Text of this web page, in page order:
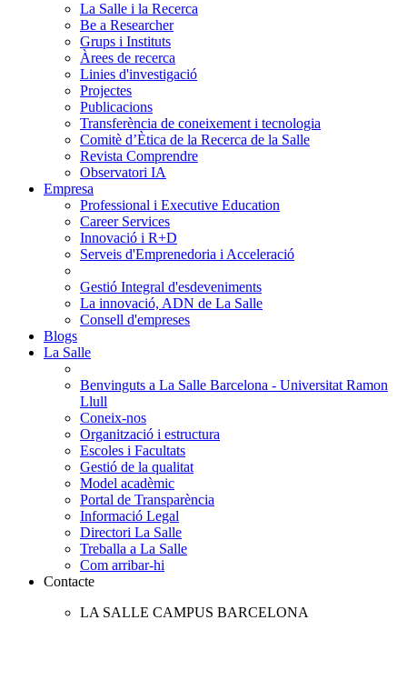
La Salle i la Recerca
Be a Researcher
Grups i Instituts
Àrees de recerca
Linies d'investigació
Projectes
Publicacions
Transferència de coneixement i tecnologia
Comitè d’Ètica de la Recerca de la Salle
Revista Comprendre
Observatori IA
Empresa
Professional i Executive Education
Career Services
Innovació i R+D
Serveis d'Emprenedoria i Acceleració
Gestió Integral d'esdeveniments
La innovació, ADN de La Salle
Consell d'empreses
Blogs
La Salle
Benvinguts a La Salle Barcelona - Universitat Ramon
Llull
Coneix-nos
Organització i estructura
Escoles i Facultats
Gestió de la qualitat
Model acadèmic
Portal de Transparència
Informació Legal
Directori La Salle
Treballa a La Salle
Com arribar-hi
Contacte
LA SALLE CAMPUS BARCELONA